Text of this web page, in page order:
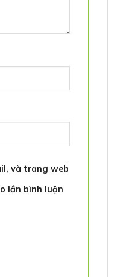
và trang web
lần bình luận